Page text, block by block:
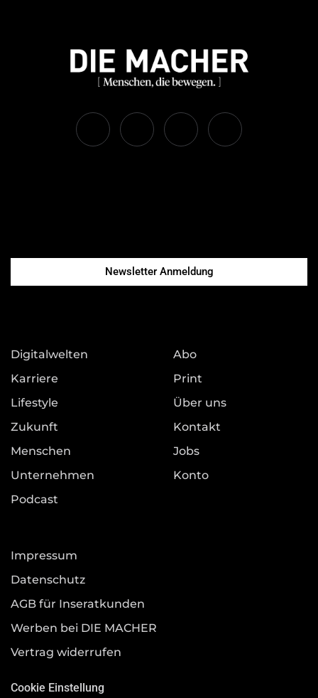
Newsletter Anmeldung
Digitalwelten
Karriere
Lifestyle
Zukunft
Menschen
Unternehmen
Podcast
Abo
Print
Über uns
Kontakt
Jobs
Konto
Impressum
Datenschutz
AGB für Inseratkunden
Werben bei DIE MACHER
Vertrag widerrufen
Cookie Einstellung